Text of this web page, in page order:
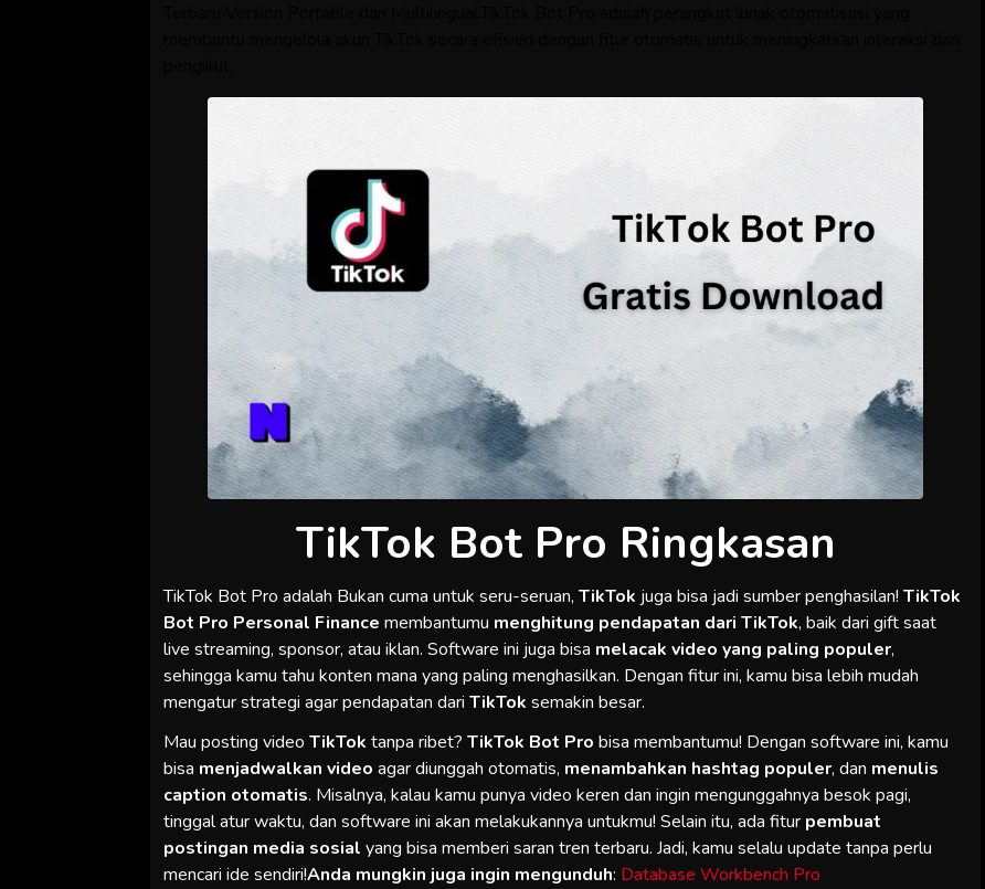
TikTok Bot Pro Ringkasan
TikTok Bot Pro adalah Bukan cuma untuk seru-seruan,TikTok juga bisa jadi sumber penghasilan!TikTok
Bot Pro Personal Finance membantumu menghitung pendapatan dari TikTok, baik dari gift saat
live streaming, sponsor, atau iklan. Software ini juga bisa melacak video yang paling populer,
sehingga kamu tahu konten mana yang paling menghasilkan. Dengan fitur ini, kamu bisa lebih mudah
mengatur strategi agar pendapatan dariTikTok semakin besar.
Mau posting videoTikTok tanpa ribet?TikTok Bot Pro bisa membantumu! Dengan software ini, kamu
bisa menjadwalkan video agar diunggah otomatis, menambahkan hashtag populer, dan menulis
caption otomatis. Misalnya, kalau kamu punya video keren dan ingin mengunggahnya besok pagi,
tinggal atur waktu, dan software ini akan melakukannya untukmu! Selain itu, ada fitur pembuat
postingan media sosial yang bisa memberi saran tren terbaru. Jadi, kamu selalu update tanpa perlu
mencari ide sendiri!Anda mungkin juga ingin mengunduh: Database Workbench Pro